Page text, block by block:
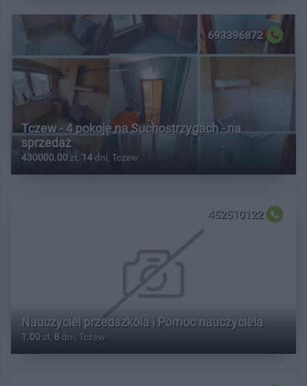
693396872
Tczew - 4 pokoje na Suchostrzygach - na
sprzedaż
430000.00 zł, 14 dni, Tczew
452510122
Nauczyciel przedszkola i Pomoc nauczyciela
1.00 zł, 8 dni, Tczew